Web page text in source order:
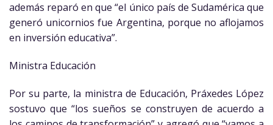
además reparó en que “el único país de Sudamérica que
generó unicornios fue Argentina, porque no aflojamos
en inversión educativa”.
Ministra Educación
Por su parte, la ministra de Educación, Práxedes López
sostuvo que “los sueños se construyen de acuerdo a